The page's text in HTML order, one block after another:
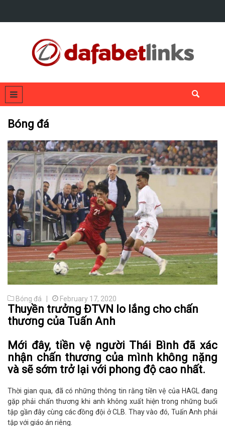
Bóng đá
Bóng đá | February 17, 2020
Thuyền trưởng ĐTVN lo lắng cho chấn
thương của Tuấn Anh
Mới đây, tiền vệ người Thái Bình đã xác
nhận chấn thương của mình không nặng
và sẽ sớm trở lại với phong độ cao nhất.
Thời gian qua, đã có những thông tin rằng tiền vệ của HAGL đang
gặp phải chấn thương khi anh không xuất hiện trong những buổi
tập gần đây cùng các đồng đội ở CLB. Thay vào đó, Tuấn Anh phải
tập với giáo án riêng.